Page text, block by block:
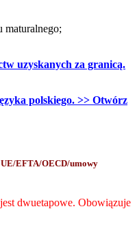
uzyskanych za granicą.
polskiego. >> Otwórz
EFTA/OECD/umowy
dwuetapowe. Obowiązuje